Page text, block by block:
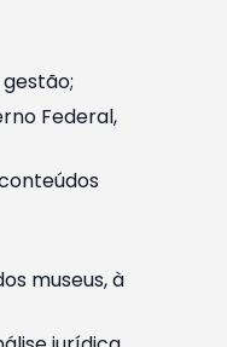
Federal,
museus, à